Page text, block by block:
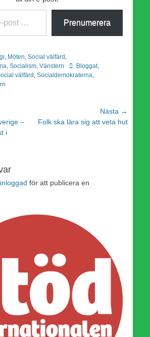
Prenumerera
Möten Social välfärd
Socialism Vänstern Etiketter
Bloggat,
välfärd Socialdemokraterna
–
i
Nästa →
Nästa
Folk ska lära sig att veta hut
inloggad för att publicera en